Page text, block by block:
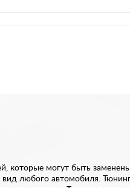
которые могут быть
любого автомобиля.